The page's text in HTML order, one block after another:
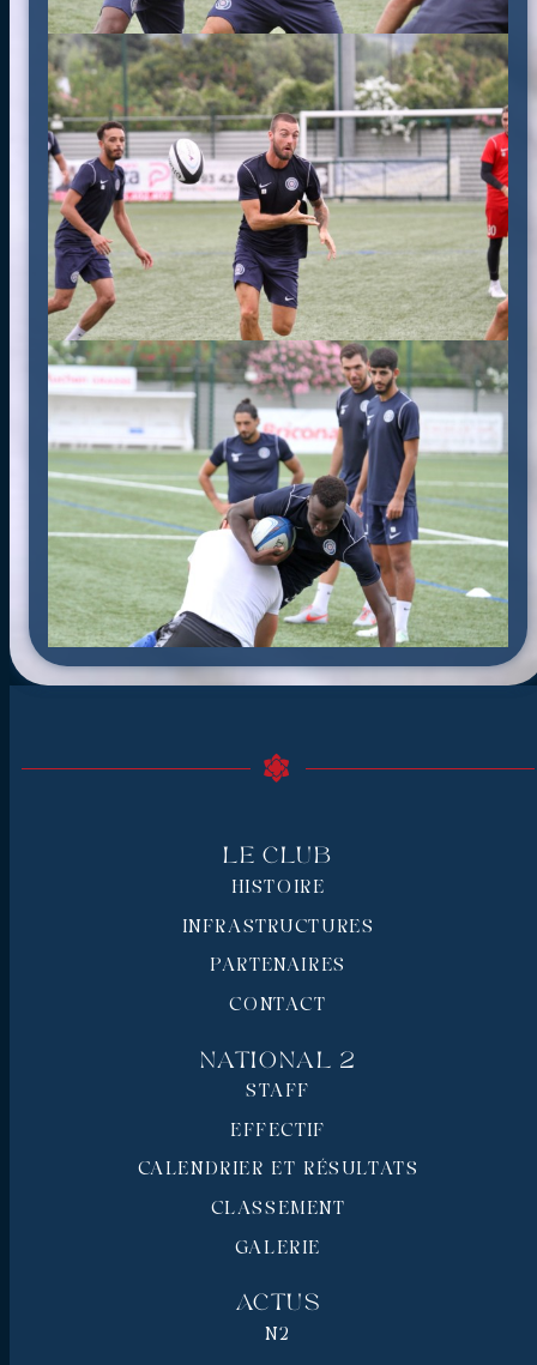
Le Club
HISTOIRE
INFRASTRUCTURES
PARTENAIRES
CONTACT
National 2
STAFF
EFFECTIF
CALENDRIER ET RÉSULTATS
CLASSEMENT
GALERIE
Actus
N2